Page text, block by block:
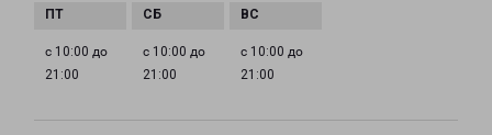
с 10:00 до
21:00
с 10:00 до
21:00
с 10:00 до
21:00